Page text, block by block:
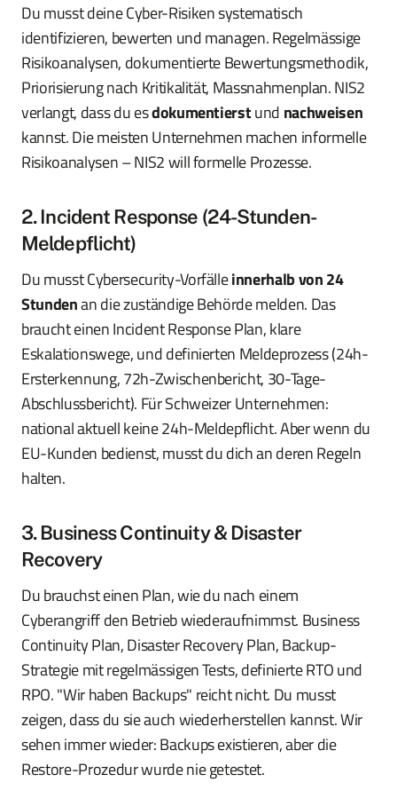
Du musst deine Cyber-Risiken systematisch
identifizieren, bewerten und managen. Regelmässige
Risikoanalysen, dokumentierte Bewertungsmethodik,
Priorisierung nach Kritikalität, Massnahmenplan. NIS2
verlangt, dass du esdokumentierstund nachweisen
kannst. Die meisten Unternehmen machen informelle
Risikoanalysen – NIS2 will formelle Prozesse.
2. Incident Response (24-Stunden-
Meldepflicht)
Du musst Cybersecurity-Vorfälleinnerhalb von 24
Stundenan die zuständige Behörde melden. Das
braucht einen Incident Response Plan, klare
Eskalationswege, und definierten Meldeprozess (24h-
Ersterkennung, 72h-Zwischenbericht, 30-Tage-
Abschlussbericht). Für Schweizer Unternehmen:
national aktuell keine 24h-Meldepflicht. Aber wenn du
EU-Kunden bedienst, musst du dich an deren Regeln
halten.
3. Business Continuity & Disaster
Recovery
Du brauchst einen Plan, wie du nach einem
Cyberangriff den Betrieb wiederaufnimmst. Business
Continuity Plan, Disaster Recovery Plan, Backup-
Strategie mit regelmässigen Tests, definierte RTO und
RPO. "Wir haben Backups" reicht nicht. Du musst
zeigen, dass du sie auch wiederherstellen kannst. Wir
sehen immer wieder: Backups existieren, aber die
Restore-Prozedur wurde nie getestet.